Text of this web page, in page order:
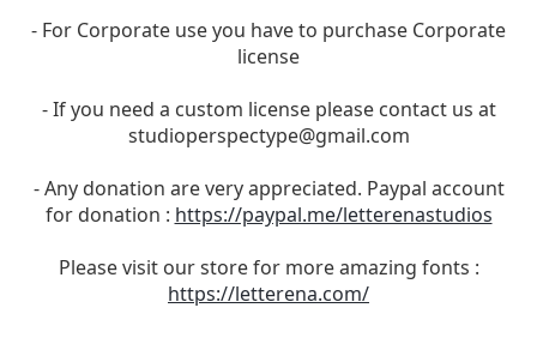
- For Corporate use you have to purchase Corporate
license
- If you need a custom license please contact us at
studioperspectype@gmail.com
- Any donation are very appreciated. Paypal account
for donation : https://paypal.me/letterenastudios
Please visit our store for more amazing fonts :
https://letterena.com/